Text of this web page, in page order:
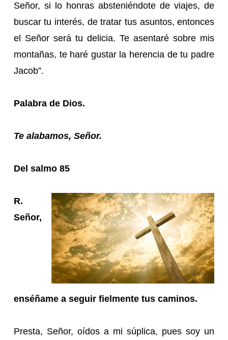
Señor, si lo honras absteniéndote de viajes, de
buscar tu interés, de tratar tus asuntos, entonces
el Señor será tu delicia. Te asentaré sobre mis
montañas, te haré gustar la herencia de tu padre
Jacob”.
Palabra de Dios.
Te alabamos, Señor.
Del salmo 85
R.
Señor,
enséñame a seguir fielmente tus caminos.
Presta, Señor, oídos a mi súplica, pues soy un